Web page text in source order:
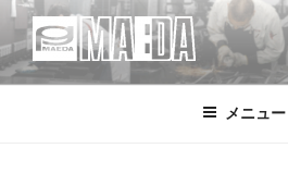
テ
ン
MAEDA
株式会社マエダ 鋼製建具・装飾金物
リル製品・サイン の 設計・デザイン・
メニュー